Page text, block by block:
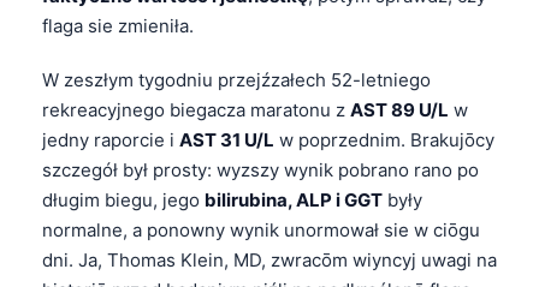
flaga sie zmieniła.
W zeszłym tygodniu przejźzałech 52-letniego
rekreacyjnego biegacza maratonu z AST 89 U/L w
jedny raporcie i AST 31 U/L w poprzednim. Brakujōcy
szczegół był prosty: wyzszy wynik pobrano rano po
długim biegu, jego bilirubina, ALP i GGT były
normalne, a ponowny wynik unormował sie w ciōgu
dni. Ja, Thomas Klein, MD, zwracōm wiyncyj uwagi na